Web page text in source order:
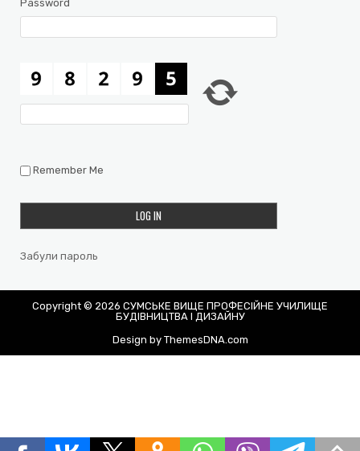
Password
Remember Me
Забули пароль
Copyright © 2026 СУМСЬКЕ ВИЩЕ ПРОФЕСІЙНЕ УЧИЛИЩЕ
БУДІВНИЦТВА І ДИЗАЙНУ
Design by ThemesDNA.com